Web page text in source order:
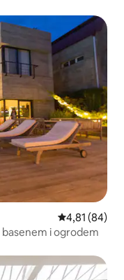
Średnia
4,81 (84)
i ogrodem